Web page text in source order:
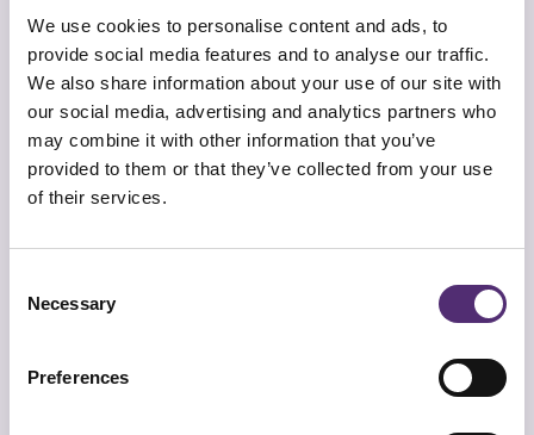
We use cookies to personalise content and ads, to
provide social media features and to analyse our traffic.
We also share information about your use of our site with
our social media, advertising and analytics partners who
may combine it with other information that you’ve
provided to them or that they’ve collected from your use
of their services.
Selection
Necessary
Preferences
zijn. Hierbij kan gedacht worden aan emotionele
verwaarlozing, ophemeling of te veel
verantwoordelijkheid en macht op een jonge
leeftijd.
Wat kan je doen tegen pestgedrag op
Het is van belang om vroeg
in actie komen om